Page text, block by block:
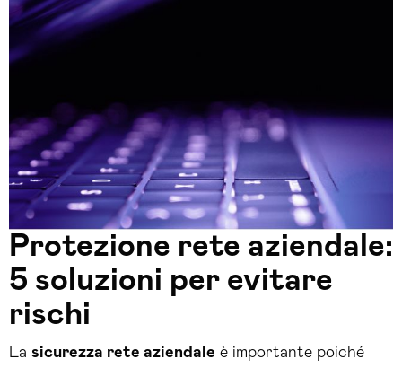
Protezione rete aziendale:
5 soluzioni per evitare
rischi
La sicurezza rete aziendale è importante poiché